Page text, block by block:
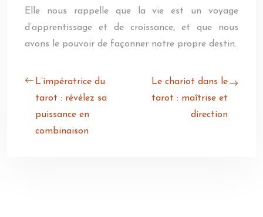
Elle nous rappelle que la vie est un voyage
d’apprentissage et de croissance, et que nous
avons le pouvoir de façonner notre propre destin.
L’impératrice du
tarot : révélez sa
puissance en
combinaison
Le chariot dans le
tarot : maîtrise et
direction